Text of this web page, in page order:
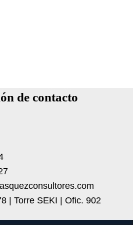
de contacto
| Torre SEKI | Ofic. 902